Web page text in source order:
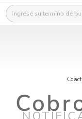
Buscar: